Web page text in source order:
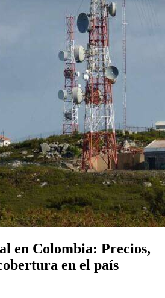
en Colombia: Precios,
en el país